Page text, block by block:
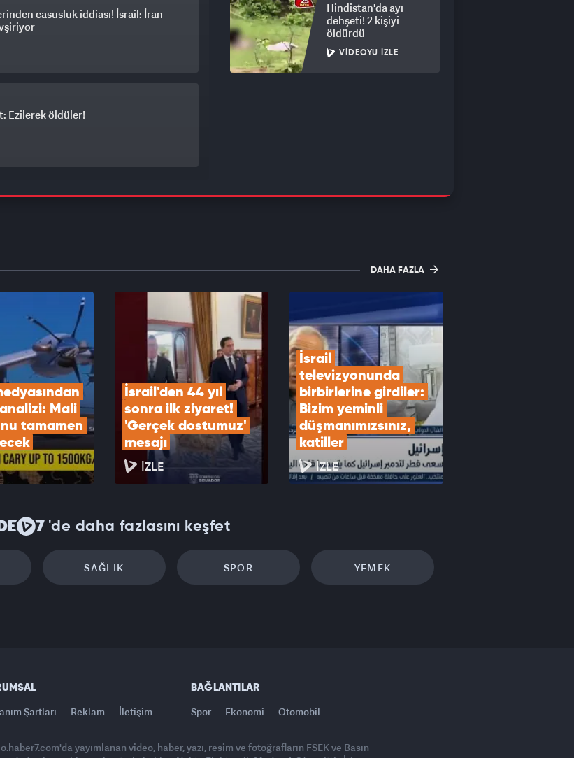
casusluk iddiası! İsrail: İran
Ezilerek öldüler!
vurabilir
Hindistan'da ayı
dehşeti! 2 kişiyi
öldürdü
VIDEOYU İZLE
DAHA FAZLA
Mali
tamamen
İsrail'den 44 yıl
sonra ilk ziyaret!
'Gerçek dostumuz'
mesajı
İZLE
İsrail
televizyonunda
birbirlerine girdiler:
Bizim yeminli
düşmanımızsınız,
katiller
İZLE
'de daha fazlasını keşfet
SAĞLIK SPOR YEMEK
Şartları Reklam İletişim
BAĞLANTILAR
Spor Ekonomi Otomobil
yayımlanan video, haber, yazı, resim ve fotoğrafların FSEK ve Basın